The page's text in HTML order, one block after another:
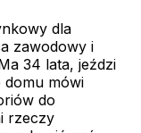
dla
zawodowy i
34 lata, jeździ
domu mówi
do
rzeczy